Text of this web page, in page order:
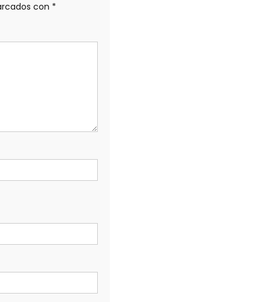
con *